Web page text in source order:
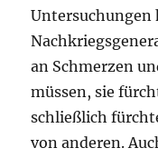
Untersuchungen
an Schmerzen
müssen, sie
schließlich
von anderen.